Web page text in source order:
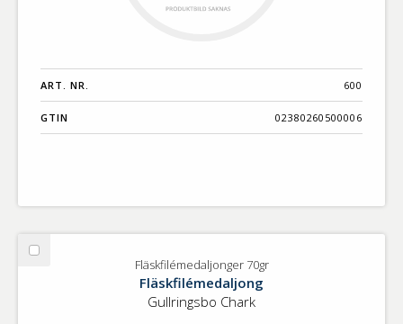
ART. NR. 600
GTIN 02380260500006
Välj
FläskfilémedaljongerFläskfilémedaljonger 70gr
Fläskfilémedaljong
Gullringsbo Chark